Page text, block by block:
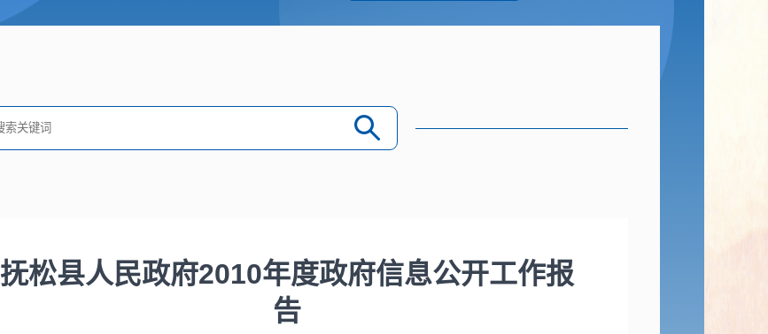
抚松县人民政府2010年度政府信息公开工作报
告